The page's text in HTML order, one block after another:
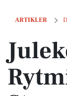
ARTIKLER
Julekoncert